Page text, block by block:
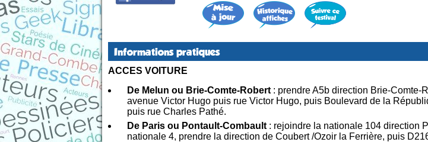
Informations pratiques
ACCES VOITURE
De Melun ou Brie-Comte-Robert : prendre A5b direction Brie-Comte-
avenue Victor Hugo puis rue Victor Hugo, puis Boulevard de la
puis rue Charles Pathé.
De Paris ou Pontault-Combault : rejoindre la nationale 104 direction
nationale 4, prendre la direction de Coubert /Ozoir la Ferrière, puis